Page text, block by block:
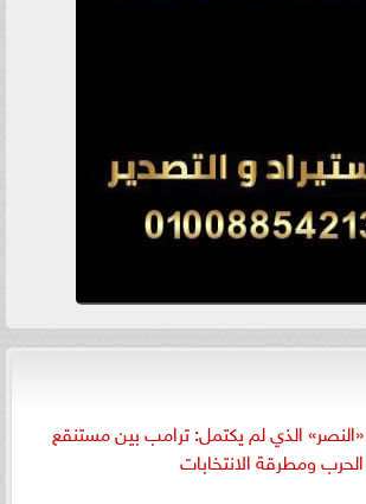
«النصر» الذي لم يكتمل: ترامب بين مستنقع
الحرب ومطرقة الانتخابات